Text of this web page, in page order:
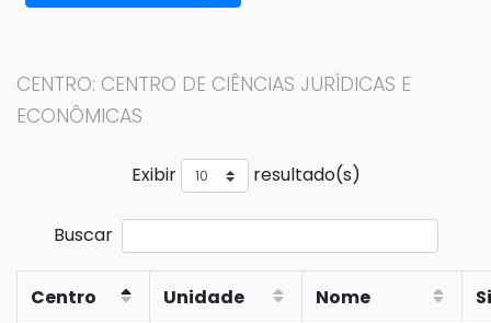
CENTRO: CENTRO DE CIÊNCIAS JURÍDICAS E
ECONÔMICAS
Exibir resultado(s)
Buscar
Centro Unidade Nome